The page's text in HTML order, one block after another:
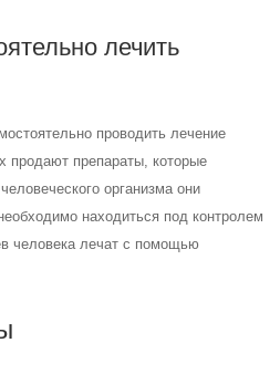
лечить
проводить лечение
продают препараты, которые
организма они
находиться под контролем
человека лечат с помощью